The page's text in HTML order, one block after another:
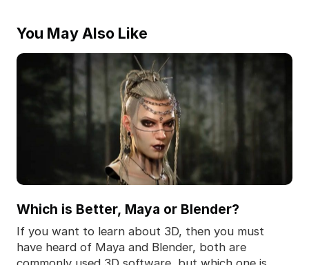
You May Also Like
Which is Better, Maya or Blender?
If you want to learn about 3D, then you must
have heard of Maya and Blender, both are